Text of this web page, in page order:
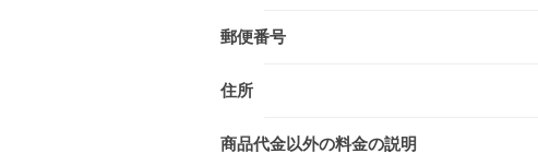
郵便番号
住所
商品代金以外の料金の説明